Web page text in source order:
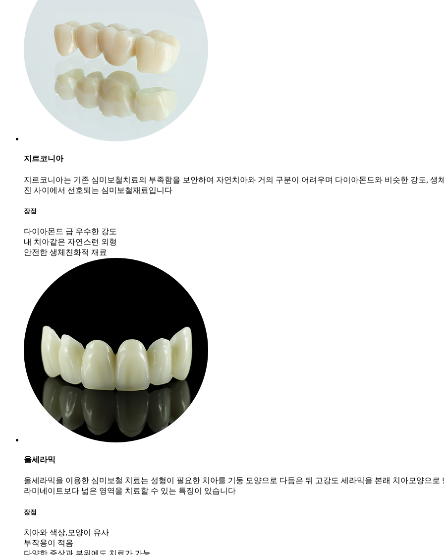
지르코니아
지르코니아는 기존 심미보철치료의 부족함을 보안하여 자연치아와 거의 구분이 어려우며 다이아몬드와 비슷한 강도,
진 사이에서 선호되는 심미보철재료입니다
장점
다이아몬드 급 우수한 강도
내 치아같은 자연스런 외형
안전한 생체친화적 재료
올세라믹
올세라믹을 이용한 심미보철 치료는 성형이 필요한 치아를 기둥 모양으로 다듬은 뒤 고강도 세라믹을 본래 치아모양으로
라미네이트보다 넓은 영역을 치료할 수 있는 특징이 있습니다
장점
치아와 색상,모양이 유사
부작용이 적음
다양한 증상과 부위에도 치료가 가능